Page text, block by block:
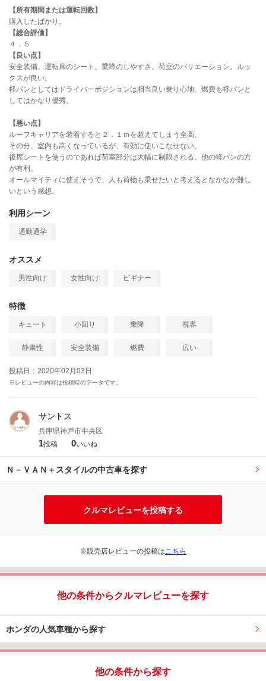
【所有期間または運転回数】
購入したばかり。
【総合評価】
４．５
【良い点】
安全装備。運転席のシート。乗降のしやすさ。荷室のバリエーション。ルッ
クスが良い。
軽バンとしてはドライバーポジションは相当良い乗り心地。燃費も軽バンと
してはかなり優秀。
【悪い点】
ルーフキャリアを装着すると２．１ｍを超えてしまう全高。
その分、室内も高くなっているが、有効に使いこなせない。
後席シートを使うのであれば荷室部分は大幅に制限される。他の軽バンの方
が有利。
オールマイティに使えそうで、人も荷物も乗せたいと考えるとなかなか難し
いという感想。
利用シーン
通勤通学
オススメ
男性向け 女性向け ビギナー
特徴
キュート 小回り 乗降 視界
静粛性 安全装備 燃費 広い
投稿日：2020年02月03日
※レビューの内容は投稿時のデータです。
サントス
兵庫県神戸市中央区
1投稿 0いいね
Ｎ－ＶＡＮ＋スタイルの中古車を探す
クルマレビューを投稿する
※販売店レビューの投稿は こちら
他の条件からクルマレビューを探す
ホンダの人気車種から探す
他の条件から探す